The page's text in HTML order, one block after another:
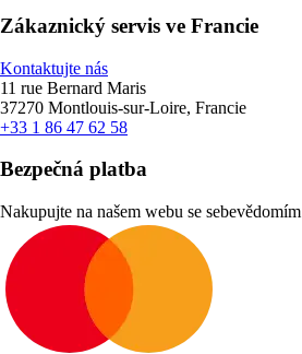
Zákaznický servis ve Francie
Kontaktujte nás
11 rue Bernard Maris
37270 Montlouis-sur-Loire, Francie
+33 1 86 47 62 58
Bezpečná platba
Nakupujte na našem webu se sebevědomím